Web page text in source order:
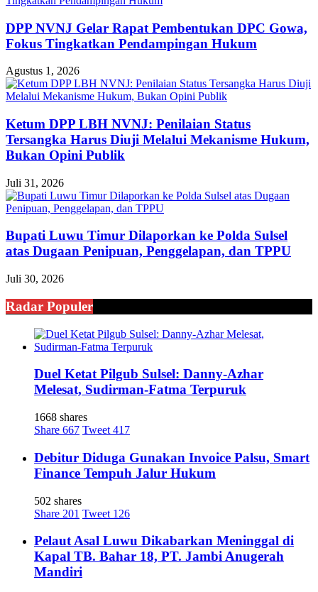
DPP NVNJ Gelar Rapat Pembentukan DPC Gowa,
Fokus Tingkatkan Pendampingan Hukum
Agustus 1, 2026
Ketum DPP LBH NVNJ: Penilaian Status
Tersangka Harus Diuji Melalui Mekanisme Hukum,
Bukan Opini Publik
Juli 31, 2026
Bupati Luwu Timur Dilaporkan ke Polda Sulsel
atas Dugaan Penipuan, Penggelapan, dan TPPU
Juli 30, 2026
Radar Populer
Duel Ketat Pilgub Sulsel: Danny-Azhar
Melesat, Sudirman-Fatma Terpuruk
1668 shares
Share 667 Tweet 417
Debitur Diduga Gunakan Invoice Palsu, Smart
Finance Tempuh Jalur Hukum
502 shares
Share 201 Tweet 126
Pelaut Asal Luwu Dikabarkan Meninggal di
Kapal TB. Bahar 18, PT. Jambi Anugerah
Mandiri